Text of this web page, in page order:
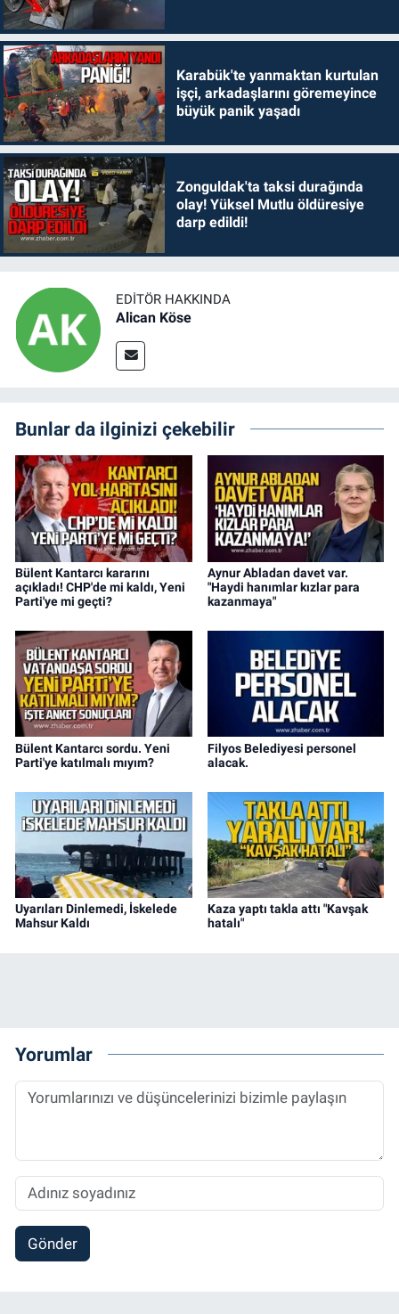
Karabük'te yanmaktan kurtulan
işçi, arkadaşlarını göremeyince
büyük panik yaşadı
Zonguldak'ta taksi durağında
olay! Yüksel Mutlu öldüresiye
darp edildi!
EDITÖR HAKKINDA
Alican Köse
Bunlar da ilginizi çekebilir
Bülent Kantarcı kararını
açıkladı! CHP'de mi kaldı, Yeni
Parti'ye mi geçti?
Aynur Abladan davet var.
"Haydi hanımlar kızlar para
kazanmaya"
Bülent Kantarcı sordu. Yeni
Parti'ye katılmalı mıyım?
Filyos Belediyesi personel
alacak.
Uyarıları Dinlemedi, İskelede
Mahsur Kaldı
Kaza yaptı takla attı "Kavşak
hatalı"
Yorumlar
Gönder